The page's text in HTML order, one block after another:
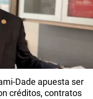
Dade apuesta ser
créditos, contratos